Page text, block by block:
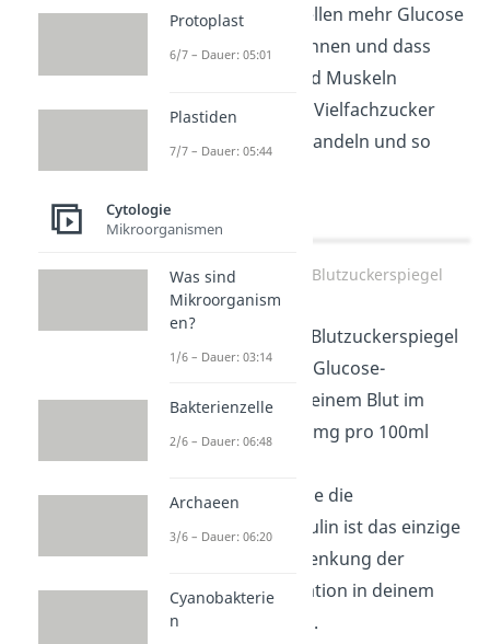
deine Körperzellen mehr Glucose
aufnehmen können und dass
deine Leber und Muskeln
Glucose in den Vielfachzucker
Glycogenumwandeln und so
Regelkreis hoher Blutzuckerspiegel
Dadurch sinkt der Blutzuckerspiegel
wieder. Sobald die Glucose-
Konzentration in deinem Blut im
Bereich von 80-110mg pro 100ml
Bauchspeicheldrüse die
Insulinabgabe. Insulin ist das einzige
Hormon, das die Senkung der
Glucose-Konzentration in deinem
Blut auslösen kann.
Protoplast
6/7 – Dauer: 05:01
Plastiden
7/7 – Dauer: 05:44
Cytologie
Mikroorganismen
Was sind
Mikroorganism
en?
1/6 – Dauer: 03:14
Bakterienzelle
2/6 – Dauer: 06:48
Archaeen
3/6 – Dauer: 06:20
Cyanobakterie
n